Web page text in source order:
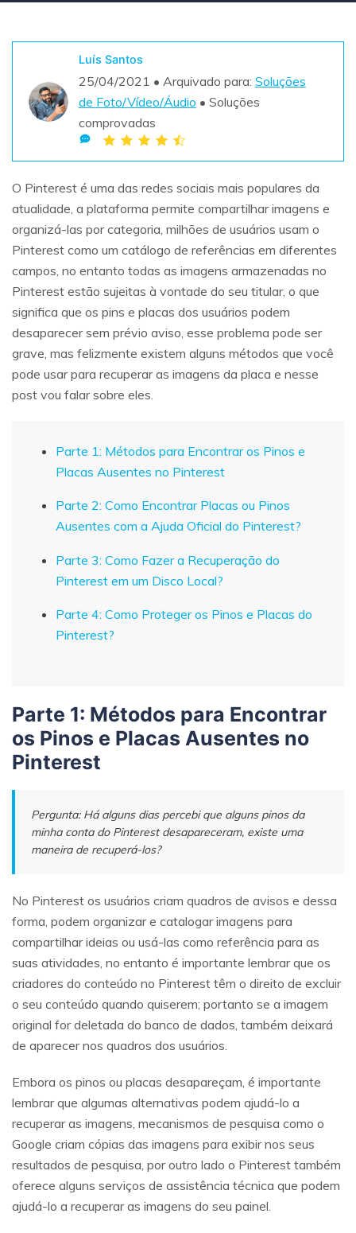
Teste Grátis
Recoverit Grátis
Recupere dados perdidos/excluídos gratuitamente
Teste Grátis
Outros Produtos
Repairit - Reparar Dados
UBackit - Backup de Dados
search
Teste Online
Luís Santos
25/04/2021 • Arquivado para: Soluções
de Foto/Vídeo/Áudio • Soluções
comprovadas
O Pinterest é uma das redes sociais mais populares da
atualidade, a plataforma permite compartilhar imagens e
organizá-las por categoria, milhões de usuários usam o
Pinterest como um catálogo de referências em diferentes
campos, no entanto todas as imagens armazenadas no
Pinterest estão sujeitas à vontade do seu titular, o que
significa que os pins e placas dos usuários podem
desaparecer sem prévio aviso, esse problema pode ser
grave, mas felizmente existem alguns métodos que você
pode usar para recuperar as imagens da placa e nesse
post vou falar sobre eles.
Parte 1: Métodos para Encontrar os Pinos e
Placas Ausentes no Pinterest
Parte 2: Como Encontrar Placas ou Pinos
Ausentes com a Ajuda Oficial do Pinterest?
Parte 3: Como Fazer a Recuperação do
Pinterest em um Disco Local?
Parte 4: Como Proteger os Pinos e Placas do
Pinterest?
Parte 1: Métodos para Encontrar
os Pinos e Placas Ausentes no
Pinterest
Pergunta: Há alguns dias percebi que alguns pinos da
minha conta do Pinterest desapareceram, existe uma
maneira de recuperá-los?
No Pinterest os usuários criam quadros de avisos e dessa
forma, podem organizar e catalogar imagens para
compartilhar ideias ou usá-las como referência para as
suas atividades, no entanto é importante lembrar que os
criadores do conteúdo no Pinterest têm o direito de excluir
o seu conteúdo quando quiserem; portanto se a imagem
original for deletada do banco de dados, também deixará
de aparecer nos quadros dos usuários.
Embora os pinos ou placas desapareçam, é importante
lembrar que algumas alternativas podem ajudá-lo a
recuperar as imagens, mecanismos de pesquisa como o
Google criam cópias das imagens para exibir nos seus
resultados de pesquisa, por outro lado o Pinterest também
oferece alguns serviços de assistência técnica que podem
ajudá-lo a recuperar as imagens do seu painel.